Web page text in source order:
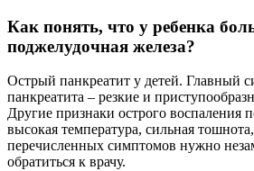
Как понять, что у ребенка
поджелудочная железа?
Острый панкреатит у детей. Главный
панкреатита – резкие и
Другие признаки острого воспаления
высокая температура, сильная
перечисленных симптомов нужно
обратиться к врачу.